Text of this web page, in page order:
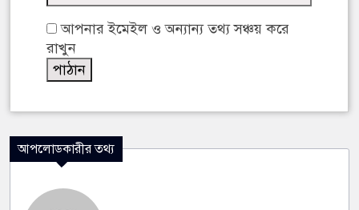
আপনার ইমেইল ও অন্যান্য তথ্য সঞ্চয় করে
রাখুন
আপলোডকারীর তথ্য